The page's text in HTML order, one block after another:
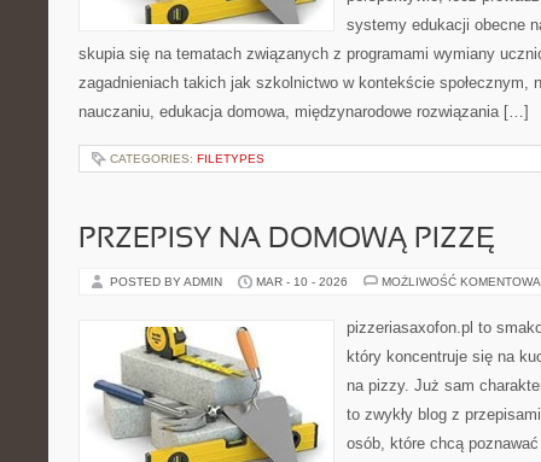
systemy edukacji obecne
skupia się na tematach związanych z programami wymiany
zagadnieniach takich jak szkolnictwo w kontekście społecznym,
nauczaniu, edukacja domowa, międzynarodowe rozwiązania […]
CATEGORIES: FILETYPES
PRZEPISY NA DOMOWĄ PIZZĘ
POSTED BY ADMIN MAR - 10 - 2026 MOŻLIWOŚĆ
pizzeriasaxofon.pl to
który koncentruje się na
na pizzy. Już sam
to zwykły blog z
osób, które chcą